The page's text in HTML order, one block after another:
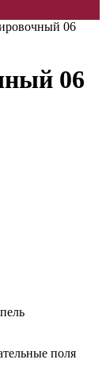
06
06
поля